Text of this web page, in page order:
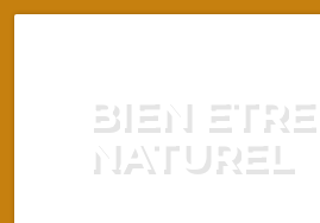
BIEN ETRE
NATUREL